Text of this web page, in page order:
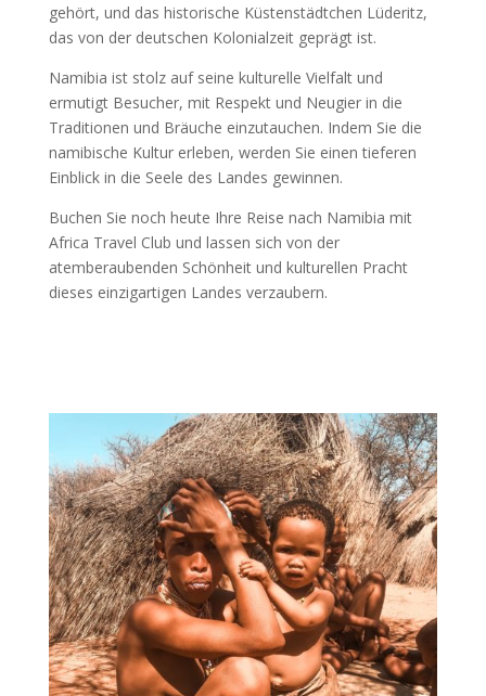
gehört, und das historische Küstenstädtchen Lüderitz,
das von der deutschen Kolonialzeit geprägt ist.
Namibia ist stolz auf seine kulturelle Vielfalt und
ermutigt Besucher, mit Respekt und Neugier in die
Traditionen und Bräuche einzutauchen. Indem Sie die
namibische Kultur erleben, werden Sie einen tieferen
Einblick in die Seele des Landes gewinnen.
Buchen Sie noch heute Ihre Reise nach Namibia mit
Africa Travel Club und lassen sich von der
atemberaubenden Schönheit und kulturellen Pracht
dieses einzigartigen Landes verzaubern.